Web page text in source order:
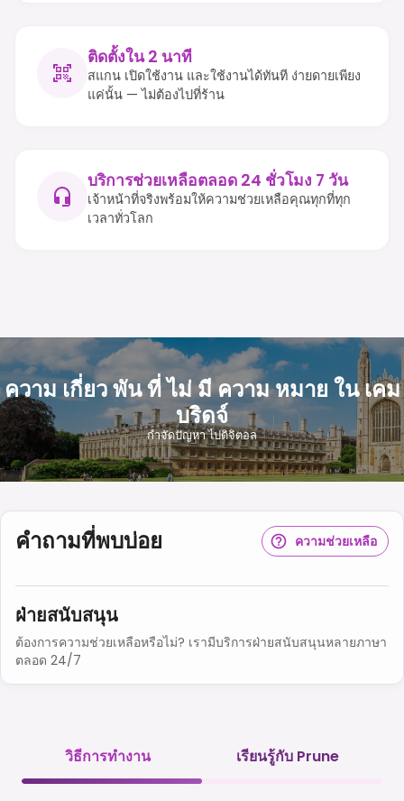
ติดตั้งใน 2 นาที
สแกน เปิดใช้งาน และใช้งานได้ทันที ง่ายดายเพียง
แค่นั้น — ไม่ต้องไปที่ร้าน
บริการช่วยเหลือตลอด 24 ชั่วโมง 7 วัน
เจ้าหน้าที่จริงพร้อมให้ความช่วยเหลือคุณทุกที่ทุก
เวลาทั่วโลก
ความ เกี่ยว พัน ที่ ไม่ มี ความ หมาย ใน เคม
บริดจ์
กําจัดปัญหา ไปดิจิตอล
คำถามที่พบบ่อย ความช่วยเหลือ
ฝ่ายสนับสนุน
ต้องการความช่วยเหลือหรือไม่? เรามีบริการฝ่ายสนับสนุนหลายภาษา
ตลอด 24/7
วิธีการทำงาน เรียนรู้กับ Prune